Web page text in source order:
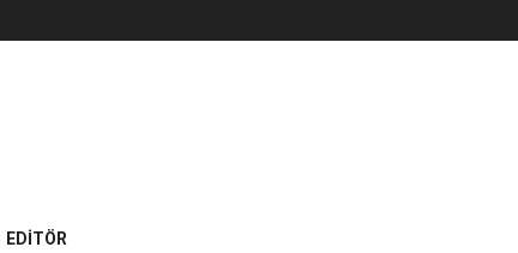
EDITÖR